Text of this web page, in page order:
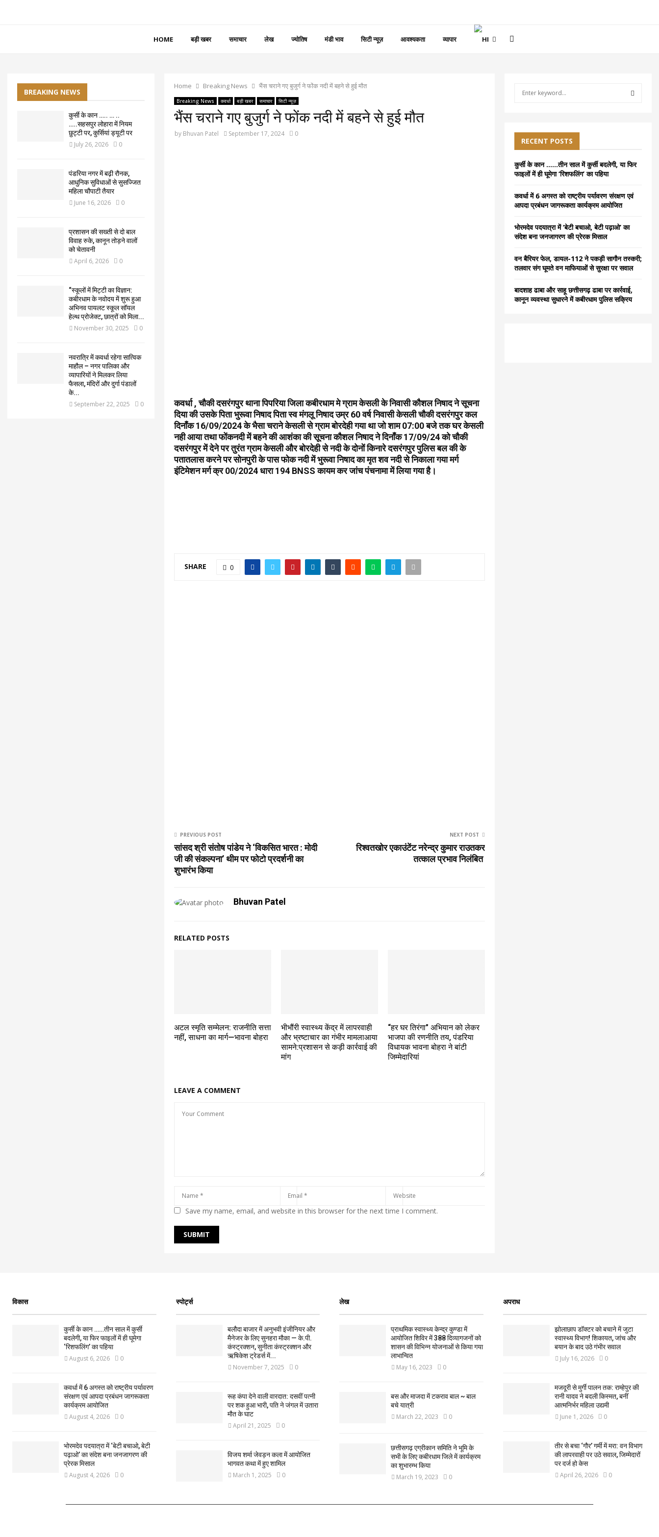
HOME बड़ी खबर समाचार लेख ज्योतिष मंडी भाव सिटी न्यूज़ आवश्यकता व्यापार
Home Breaking News भैंस चराने गए बुजुर्ग ने फोंक नदी में बहने से हुई मौत
Breaking News कवर्धा बड़ी खबर समाचार सिटी न्यूज़
भैंस चराने गए बुजुर्ग ने फोंक नदी में बहने से हुई मौत
by Bhuvan Patel September 17, 2024 0
कवर्धा , चौकी दसरंगपुर थाना पिपरिया जिला कबीरधाम मे ग्राम केसली के निवासी कौशल निषाद ने सूचना
दिया की उसके पिता भुरूवा निषाद पिता स्व मंगलू निषाद उम्र 60 वर्ष निवासी केसली चौकी दसरंगपुर कल
दिनाँक 16/09/2024 के भैसा चराने केसली से ग्राम बोरदेही गया था जो शाम 07:00 बजे तक घर केसली
नही आया तथा फोंकनदी में बहने की आशंका की सूचना कौशल निषाद ने दिनाँक 17/09/24 को चौकी
दसरंगपुर में देने पर तुरंत ग्राम केसली और बोरदेही से नदी के दोनों किनारे दसरंगपुर पुलिस बल की के
पतातलास करने पर सोनपुरी के पास फोक नदी में भुरूवा निषाद का मृत शव नदी से निकाला गया मर्ग
इंटिमेशन मर्ग क्र 00/2024 धारा 194 BNSS कायम कर जांच पंचनामा में लिया गया है।
SHARE 0
PREVIOUS POST
सांसद श्री संतोष पांडेय ने ‘विकसित भारत : मोदी
जी की संकल्पना’ थीम पर फोटो प्रदर्शनी का
शुभारंभ किया
NEXT POST
रिश्वतखोर एकाउंटेंट नरेन्द्र कुमार राउतकर
तत्काल प्रभाव निलंबित
Bhuvan Patel
RELATED POSTS
अटल स्मृति सम्मेलन: राजनीति सत्ता
नहीं, साधना का मार्ग—भावना बोहरा
भीभौंरी स्वास्थ्य केंद्र में लापरवाही
और भ्रष्टाचार का गंभीर मामलाआया
सामने:प्रशासन से कड़ी कार्रवाई की
मांग
“हर घर तिरंगा” अभियान को लेकर
भाजपा की रणनीति तय, पंडरिया
विधायक भावना बोहरा ने बांटी
जिम्मेदारियां
LEAVE A COMMENT
Save my name, email, and website in this browser for the next time I comment.
BREAKING NEWS
कुर्सी के कान ….. … ..
…..सहसपुर लोहारा में नियम
छुट्टी पर, कुर्सियां ड्यूटी पर
July 26, 2026 0
पंडरिया नगर में बढ़ी रौनक,
आधुनिक सुविधाओं से सुसज्जित
महिला चौपाटी तैयार
June 16, 2026 0
प्रशासन की सख्ती से दो बाल
विवाह रुके, कानून तोड़ने वालों
को चेतावनी
April 6, 2026 0
“स्कूलों में मिट्टी का विज्ञान:
कबीरधाम के नवोदय में शुरू हुआ
अभिनव पायलट स्कूल सॉयल
हेल्थ प्रोजेक्ट, छात्रों को मिला...
November 30, 2025 0
नवरात्रि में कवर्धा रहेगा सात्विक
माहौल – नगर पालिका और
व्यापारियों ने मिलकर लिया
फैसला, मंदिरों और दुर्गा पंडालों
के...
September 22, 2025 0
f
o
r
C
RECENT POSTS
कुर्सी के कान ……तीन साल में कुर्सी बदलेगी, या फिर
फाइलों में ही घूमेगा ‘रिशफलिंग’ का पहिया
कवर्धा में 6 अगस्त को राष्ट्रीय पर्यावरण संरक्षण एवं
आपदा प्रबंधन जागरूकता कार्यक्रम आयोजित
भोरमदेव पदयात्रा में ‘बेटी बचाओ, बेटी पढ़ाओ’ का
संदेश बना जनजागरण की प्रेरक मिसाल
वन बैरियर फेल, डायल-112 ने पकड़ी सागौन तस्करी;
तलवार संग घूमते वन माफियाओं से सुरक्षा पर सवाल
बादशाह ढाबा और साहू छत्तीसगढ़ ढाबा पर कार्रवाई,
कानून व्यवस्था सुधारने में कबीरधाम पुलिस सक्रिय
विकास
कुर्सी के कान ……तीन साल में कुर्सी
बदलेगी, या फिर फाइलों में ही घूमेगा
‘रिशफलिंग’ का पहिया
August 6, 2026 0
कवर्धा में 6 अगस्त को राष्ट्रीय पर्यावरण
संरक्षण एवं आपदा प्रबंधन जागरूकता
कार्यक्रम आयोजित
August 4, 2026 0
भोरमदेव पदयात्रा में ‘बेटी बचाओ, बेटी
पढ़ाओ’ का संदेश बना जनजागरण की
प्रेरक मिसाल
August 4, 2026 0
स्पोर्ट्स
बलौदा बाजार में अनुभवी इंजीनियर और
मैनेजर के लिए सुनहरा मौका — के.पी.
कंस्ट्रक्शन, सुनीता कंस्ट्रक्शन और
ऋषिकेश ट्रेडर्स में...
November 7, 2025 0
रूह कंपा देने वाली वारदात: दसवीं पत्नी
पर शक हुआ भारी, पति ने जंगल में उतारा
मौत के घाट
April 21, 2025 0
विजय शर्मा जेवड़न कला में आयोजित
भागवत कथा में हुए शामिल
March 1, 2025 0
लेख
प्राथमिक स्वास्थ्य केन्द्र कुण्डा में
आयोजित शिविर में 388 दिव्यागजनों को
शासन की विभिन्न योजनाओं से किया गया
लाभान्वित
May 16, 2023 0
बस और माजदा में टकराव बाल ~ बाल
बचे यात्री
March 22, 2023 0
छत्तीसगढ़ एग्रीकान समिति ने भूमि के
सभी के लिए कबीरधाम जिले में कार्यक्रम
का शुभारम्भ किया
March 19, 2023 0
अपराध
झोलाछाप डॉक्टर को बचाने में जुटा
स्वास्थ्य विभाग! शिकायत, जांच और
बयान के बाद उठे गंभीर सवाल
July 16, 2026 0
मजदूरी से मुर्गी पालन तक: राम्हेपुर की
रानी यादव ने बदली किस्मत, बनीं
आत्मनिर्भर महिला उद्यमी
June 1, 2026 0
तीर से बचा ‘गौर’ गर्मी में मरा: वन विभाग
की लापरवाही पर उठे सवाल, जिम्मेदारों
पर दर्ज हो केस
April 26, 2026 0